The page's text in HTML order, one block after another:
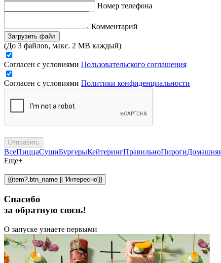
Номер телефона
Комментарий
Загрузить файл
(До 3 файлов, макс. 2 MB каждый)
Согласен с условиями Пользовательского соглашения
Согласен с условиями Политики конфиденциальности
Отправить
ВсеПиццаСушиБургерыКейтерингПравильноПироги
Еще+
{{item?.btn_name || 'Интересно'}}
Спасибо
за обратную связь!
О запуске узнаете первыми